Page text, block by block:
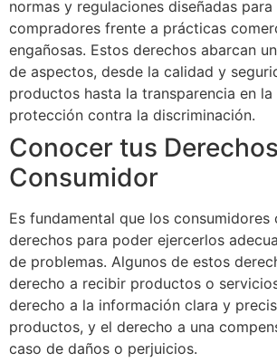
normas y regulaciones diseñadas
compradores frente a prácticas
engañosas. Estos derechos abarcan
de aspectos, desde la calidad y
productos hasta la transparencia en
protección contra la discriminación.
Conocer tus
Consumidor
Es fundamental que los consumidores
derechos para poder ejercerlos
de problemas. Algunos de estos
derecho a recibir productos o
derecho a la información clara y
productos, y el derecho a una
caso de daños o perjuicios.